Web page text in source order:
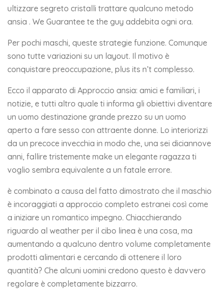
ultizzare segreto cristalli trattare qualcuno metodo
ansia . We Guarantee te the guy addebita ogni ora.
Per pochi maschi, queste strategie funzione. Comunque
sono tutte variazioni su un layout. Il motivo è
conquistare preoccupazione, plus its n’t complesso.
Ecco il apparato di Approccio ansia: amici e familiari, i
notizie, e tutti altro quale ti informa gli obiettivi diventare
un uomo destinazione grande prezzo su un uomo
aperto a fare sesso con attraente donne. Lo interiorizzi
da un precoce invecchia in modo che, una sei diciannove
anni, fallire tristemente make un elegante ragazza ti
voglio sembra equivalente a un fatale errore.
è combinato a causa del fatto dimostrato che il maschio
è incoraggiati a approccio completo estranei così come
a iniziare un romantico impegno. Chiacchierando
riguardo al weather per il cibo linea è una cosa, ma
aumentando a qualcuno dentro volume completamente
prodotti alimentari e cercando di ottenere il loro
quantità? Che alcuni uomini credono questo è davvero
regolare è completamente bizzarro.